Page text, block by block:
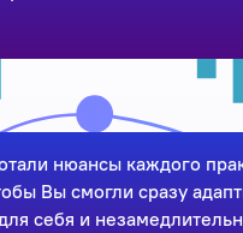
нюансы каждого
Вы смогли сразу
себя и